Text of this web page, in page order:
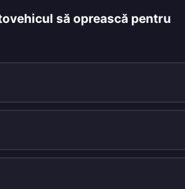
să oprească pentru